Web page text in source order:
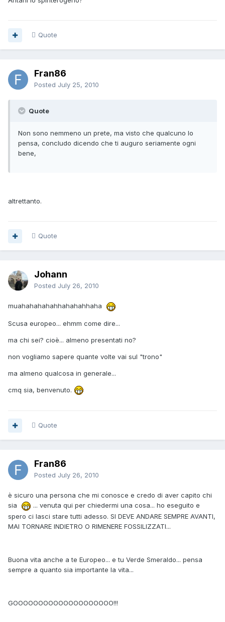
Quote
Fran86
Posted July 25, 2010
Quote
Non sono nemmeno un prete, ma visto che qualcuno lo
pensa, concludo dicendo che ti auguro seriamente ogni
bene,
altrettanto.
Quote
Johann
Posted July 26, 2010
muahahahahahhahahahhaha
Scusa europeo... ehmm come dire...
ma chi sei? cioè... almeno presentati no?
non vogliamo sapere quante volte vai sul "trono"
ma almeno qualcosa in generale...
cmq sia, benvenuto.
Quote
Fran86
Posted July 26, 2010
è sicuro una persona che mi conosce e credo di aver capito chi
sia
... venuta qui per chiedermi una cosa... ho eseguito e
spero ci lasci stare tutti adesso. SI DEVE ANDARE SEMPRE AVANTI,
MAI TORNARE INDIETRO O RIMENERE FOSSILIZZATI...
Buona vita anche a te Europeo... e tu Verde Smeraldo... pensa
sempre a quanto sia importante la vita...
GOOOOOOOOOOOOOOOOOOOO!!!